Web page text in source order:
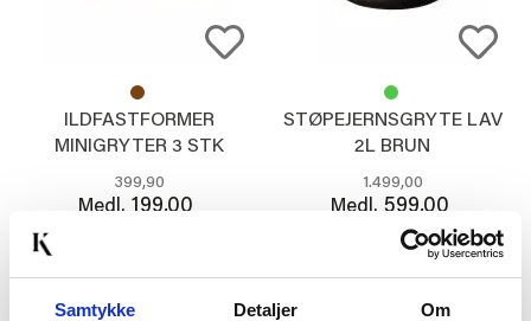
Samtykke Detaljer Om
ILDFASTFORMER
MINIGRYTER 3 STK
GRØNN
399,90
Medl. 199,00
STØPEJERNSGRYTE LAV
2L BRUN
1.499,00
Medl. 599,00